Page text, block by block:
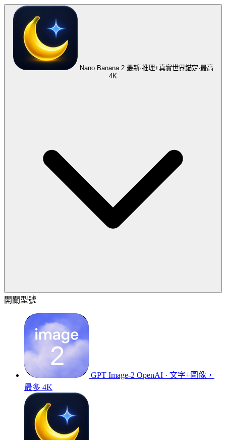
Nano Banana 2 最新·推理+真實世界錨定·最高
4K
開關型號
GPT Image-2 OpenAI · 文字+圖像，
最多 4K